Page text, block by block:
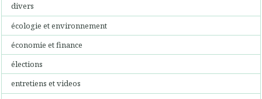
divers
écologie et environnement
économie et finance
élections
entretiens et videos